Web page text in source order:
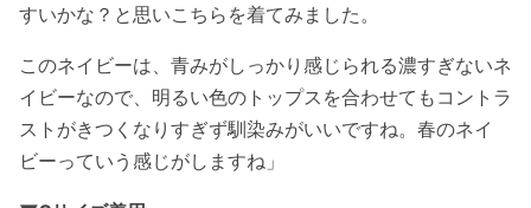
すいかな？と思いこちらを着てみました。
このネイビーは、青みがしっかり感じられる濃すぎないネ
イビーなので、明るい色のトップスを合わせてもコントラ
ストがきつくなりすぎず馴染みがいいですね。春のネイ
ビーっていう感じがしますね」